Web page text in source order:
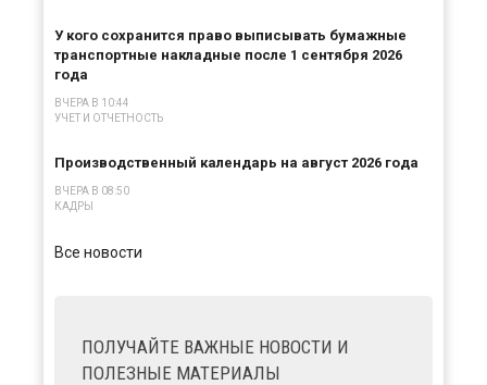
У кого сохранится право выписывать бумажные
транспортные накладные после 1 сентября 2026
года
ВЧЕРА В 10:44
УЧЕТ И ОТЧЕТНОСТЬ
Производственный календарь на август 2026 года
ВЧЕРА В 08:50
КАДРЫ
Все новости
ПОЛУЧАЙТЕ ВАЖНЫЕ НОВОСТИ И
ПОЛЕЗНЫЕ МАТЕРИАЛЫ